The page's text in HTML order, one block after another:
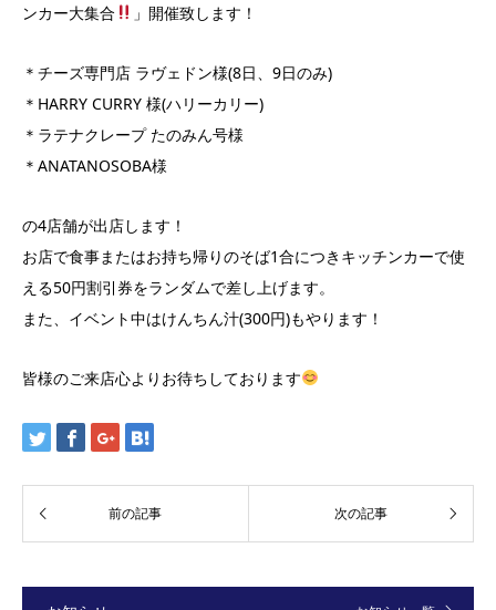
ンカー大集合
」開催致します！
＊チーズ専門店 ラヴェドン様(8日、9日のみ)
＊HARRY CURRY 様(ハリーカリー)
＊ラテナクレープ たのみん号様
＊ANATANOSOBA様
の4店舗が出店します！
お店で食事またはお持ち帰りのそば1合につきキッチンカーで使
える50円割引券をランダムで差し上げます。
また、イベント中はけんちん汁(300円)もやります！
皆様のご来店心よりお待ちしております